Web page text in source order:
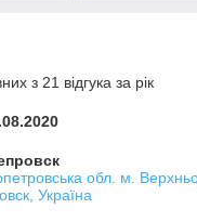
з 21 відгука за рік
обл. м.
Україна